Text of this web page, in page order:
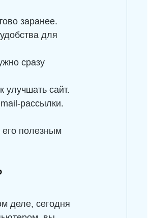
заранее.
для
сразу
улучшать сайт.
рассылки.
его полезным
деле, сегодня